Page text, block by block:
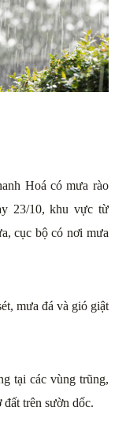
Hoá có mưa rào
23/10, khu vực từ
cục bộ có nơi mưa
mưa đá và gió giật
tại các vùng trũng,
đất trên sườn dốc.